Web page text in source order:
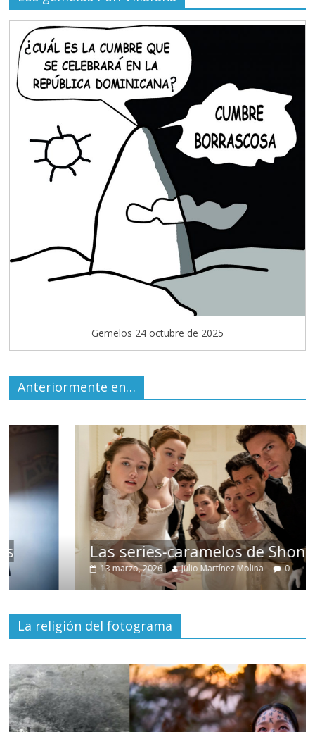
Gemelos 24 octubre de 2025
Anteriormente en…
Las series-caramelos de Shondaland
13 marzo, 2026 Julio Martínez Molina 0
La religión del fotograma